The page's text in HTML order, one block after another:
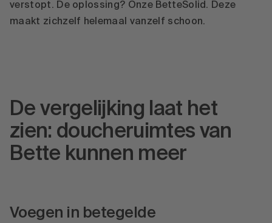
verstopt. De oplossing? Onze BetteSolid. Deze
maakt zichzelf helemaal vanzelf schoon.
De vergelijking laat het
zien: doucheruimtes van
Bette kunnen meer
Voegen in betegelde